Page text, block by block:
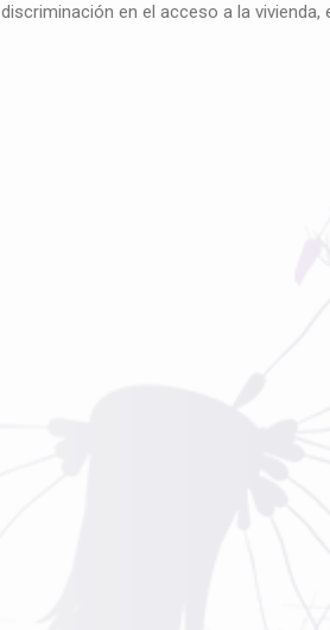
discriminación en el acceso a la